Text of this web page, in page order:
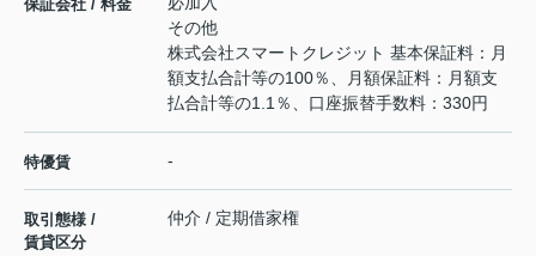
保証会社 / 料金
その他
株式会社スマートクレジット 基本保証料：月
額支払合計等の100％、月額保証料：月額支
払合計等の1.1％、口座振替手数料：330円
特優賃 -
取引態様 /
賃貸区分
仲介 / 定期借家権